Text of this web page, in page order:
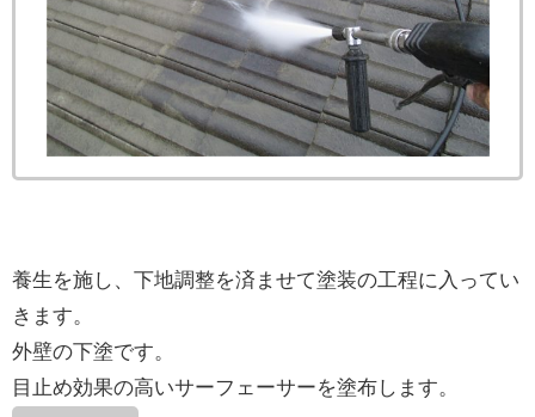
養生を施し、下地調整を済ませて塗装の工程に入ってい
きます。
外壁の下塗です。
目止め効果の高いサーフェーサーを塗布します。